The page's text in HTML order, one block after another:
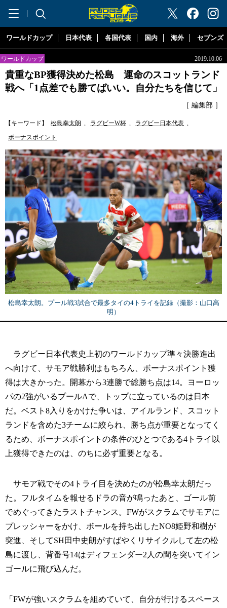
"ラグビーリパブリック"
ワールドカップ 日本代表 各国代表 国内 海外 セブンズ
ワールドカップ 2019.10.06
貴重なBP獲得決めた松島 運命のスコットランド
戦へ「1点差でも勝てばいい。自分たちを信じて」
［ 編集部 ］
【キーワード】 松島幸太朗 , ラグビーW杯 , ラグビー日本代表 ,
ボーナスポイント
松島幸太朗。プール戦3試合で最多タイの4トライを記録（撮影：山口高
明）
ラグビー日本代表史上初のワールドカップ準々決勝進出
へ向けて、サモア戦勝利はもちろん、ボーナスポイント獲
得は大きかった。開幕から3連勝で総勝ち点は14。ヨーロッ
パの2強がいるプールAで、トップに立っているのは日本
だ。ベスト8入りをかけた争いは、アイルランド、スコット
ランドを含めた3チームに絞られ、勝ち点が重要となってく
るため、ボーナスポイントの条件のひとつである4トライ以
上獲得できたのは、のちに必ず重要となる。
サモア戦でその4トライ目を決めたのが松島幸太朗だっ
た。フルタイムを報せるドラの音が鳴ったあと、ゴール前
でめぐってきたラストチャンス。FWがスクラムでサモアに
プレッシャーをかけ、ボールを持ち出したNO8姫野和樹が
突進、そしてSH田中史朗がすばやくリサイクルして左の松
島に渡し、背番号14はディフェンダー2人の間を突いてイン
ゴールに飛び込んだ。
「FWが強いスクラムを組めていて、自分が行けるスペース